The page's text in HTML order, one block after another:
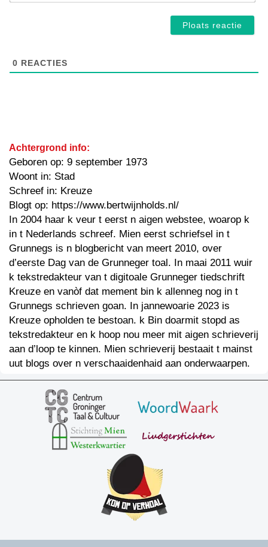
0 REACTIES
Achtergrond info:
Geboren op: 9 september 1973
Woont in: Stad
Schreef in: Kreuze
Blogt op: https://www.bertwijnholds.nl/
In 2004 haar k veur t eerst n aigen webstee, woarop k
in t Nederlands schreef. Mien eerst schriefsel in t
Grunnegs is n blogbericht van meert 2010, over
d’eerste Dag van de Grunneger toal. In maai 2011 wuir
k tekstredakteur van t digitoale Grunneger tiedschrift
Kreuze en vanòf dat mement bin k allenneg nog in t
Grunnegs schrieven goan. In jannewoarie 2023 is
Kreuze opholden te bestoan. k Bin doarmit stopd as
tekstredakteur en k hoop nou meer mit aigen schrieverij
aan d’loop te kinnen. Mien schrieverij bestaait t mainst
uut blogs over n verschaaidenhaid aan onderwaarpen.